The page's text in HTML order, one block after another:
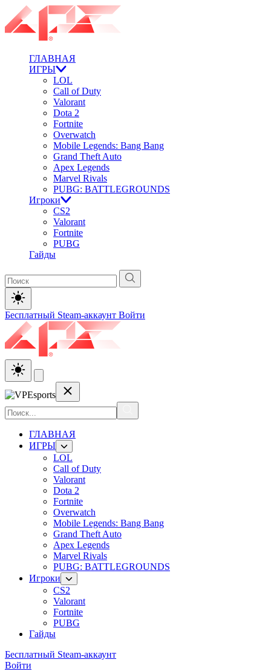
ГЛАВНАЯ
ИГРЫ
LOL
Call of Duty
Valorant
Dota 2
Fortnite
Overwatch
Mobile Legends: Bang Bang
Grand Theft Auto
Apex Legends
Marvel Rivals
PUBG: BATTLEGROUNDS
Игроки
CS2
Valorant
Fortnite
PUBG
Гайды
Бесплатный Steam-аккаунт Войти
ГЛАВНАЯ
ИГРЫ
LOL
Call of Duty
Valorant
Dota 2
Fortnite
Overwatch
Mobile Legends: Bang Bang
Grand Theft Auto
Apex Legends
Marvel Rivals
PUBG: BATTLEGROUNDS
Игроки
CS2
Valorant
Fortnite
PUBG
Гайды
Бесплатный Steam-аккаунт
Войти